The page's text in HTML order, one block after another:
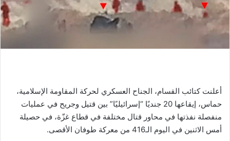
أعلنت كتائب القسام، الجناح العسكري لحركة المقاومة الإسلامية،
حماس، إيقاعها 20 جنديًا “إسرائيليًا” بين قتيل وجريح في عمليات
منفصلة نفذتها في محاور قتال مختلفة في قطاع غزّة، في حصيلة
أمس الاثنين في اليوم الـ416 من معركة طوفان الأقصى.